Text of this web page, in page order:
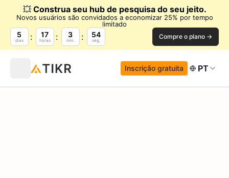
💥 Construa seu hub de pesquisa do seu jeito.
Novos usuários são convidados a economizar 25% por tempo
limitado
5
dias
17
horas
3
min.
53
seg. Compre o plano →
Inscrição gratuita PT